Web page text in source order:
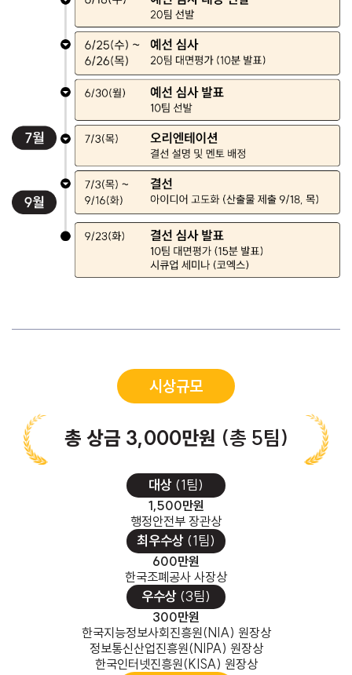
시상규모
총 상금 3,000만원 (총 5팀)
대상 (1팀)
1,500만원
행정안전부 장관상
최우수상 (1팀)
600만원
한국조폐공사 사장상
우수상 (3팀)
300만원
한국지능정보사회진흥원(NIA) 원장상
정보통신산업진흥원(NIPA) 원장상
한국인터넷진흥원(KISA) 원장상